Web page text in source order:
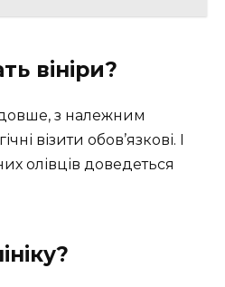
вініри?
довше, з належним
візити обов’язкові. І
олівців доведеться